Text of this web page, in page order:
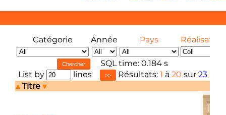
Catégorie Année Pays Réalisateur
SQL time: 0.184 s
List by
lines Résultats: 1 à 20 sur 23
Titre